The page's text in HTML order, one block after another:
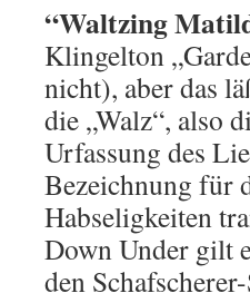
“Waltzing
Klingelton
nicht), aber das
die „Walz“, also
Urfassung des
Bezeichnung für
Habseligkeiten
Down Under gilt
den